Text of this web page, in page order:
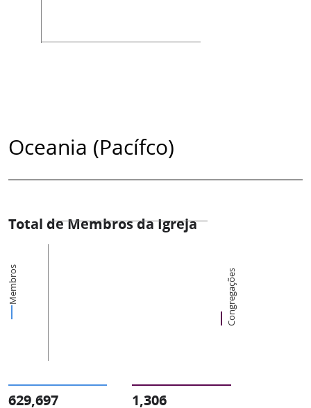
Oceania (Pacífco)
Total de Membros da Igreja
Membros Congregações
629,697 1,306